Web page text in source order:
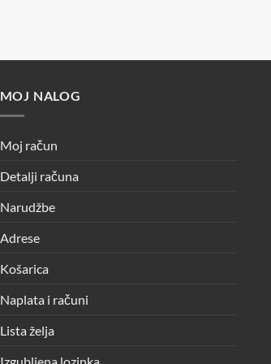
MOJ NALOG
Moj račun
Detalji računa
Narudžbe
Adrese
Košarica
Naplata i računi
Lista želja
Izgubljena lozinka